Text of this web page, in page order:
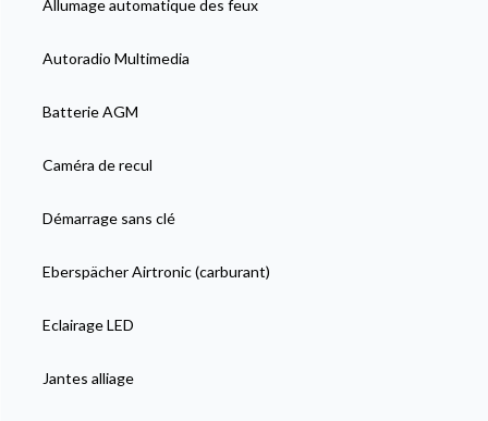
Allumage automatique des feux
Autoradio Multimedia
Batterie AGM
Caméra de recul
Démarrage sans clé
Eberspächer Airtronic (carburant)
Eclairage LED
Jantes alliage